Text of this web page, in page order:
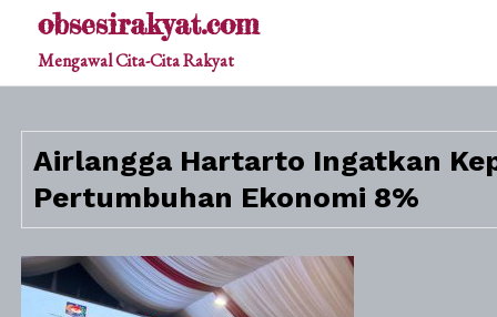
obsesirakyat.com
Mengawal Cita-Cita Rakyat
Airlangga Hartarto Ingatkan
Pertumbuhan Ekonomi 8%